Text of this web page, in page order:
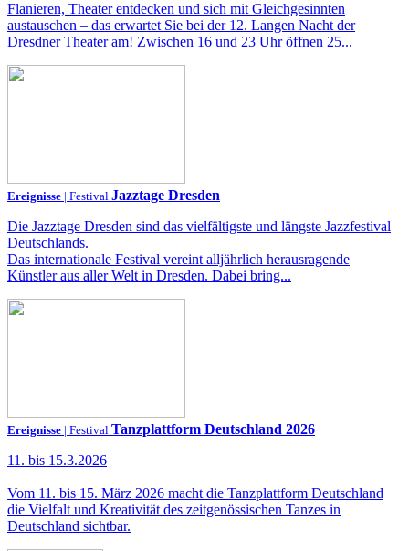
Flanieren, Theater entdecken und sich mit Gleichgesinnten
austauschen – das erwartet Sie bei der 12. Langen Nacht der
Dresdner Theater am! Zwischen 16 und 23 Uhr öffnen 25...
Ereignisse | Festival Jazztage Dresden
Die Jazztage Dresden sind das vielfältigste und längste Jazzfestival
Deutschlands.
Das internationale Festival vereint alljährlich herausragende
Künstler aus aller Welt in Dresden. Dabei bring...
Ereignisse | Festival Tanzplattform Deutschland 2026
11. bis 15.3.2026
Vom 11. bis 15. März 2026 macht die Tanzplattform Deutschland
die Vielfalt und Kreativität des zeitgenössischen Tanzes in
Deutschland sichtbar.